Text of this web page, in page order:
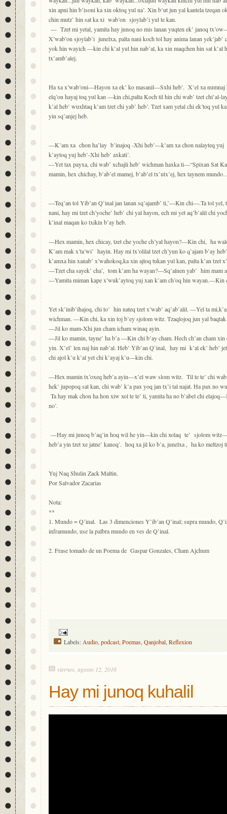
xin apni hin b’isoni ka xin oktoq yul na’. Xin b’ut jun yal kantela
chin mutz’ hin sat ka xi wab’on sjoylab’i yul te kan.
— Tzet mi yetal, yamita hay junoq no mis lanan yuqten ek’ janoq
X’wab’on sjoylab’i junelxa, palta nani koch tol hay anima lanan
yok hin wayich —kin chi k’al yul hin nab’al, ka xin maqchen hin sat
tx’amb’alej.
Ha xa x’wab’oni—Hayon xa ek’ ko masanil—Sxhi heb’. X’el xa numnaj
elq’on hayaj toq yul kan —kin chi,palta Koch til hin chi wab’ tzet chi’al-
k’al heb’ wuxhtaq k’am tzet chi yab’ heb’. Tzet xam yetal chi ek’toq yul
yin sq’anjej heb.
—K’am xa chon ha’lay b’inajoq -Xhi heb’—k’am xa chon nalayteq yuj
k’aytoq yuj heb’-Xhi heb’ axkati’.
—Yet tax payxa, chi wab’ xchajli heb’ wichman haxka ti—“Spixan Sat
mamin, hex chichay, b’ab’el mamej, b’ab’el tx’utx’ej, hex taynem
—Teq’an tol Yib’an Q’inal jan lanan sq’ajamb’ ti,’—Kin chi—.Ta tol yel,
nani, hay mi tzet ch’yoche’ heb’ chi yal hayon, ech mi yet aq’b’alil chi
k’inal maqan ko txikin b’ay heb.
—Hex mamin, hex chicay, tzet che yoche ch’yal hayon?—Kin chi, ha
K’am mak x’ta’wi’ hayin. Hay mi tx’olilal tzet ch’yun ko q’ajam b’ay
k’amxa hin xanab’ x’wahokoq,ka xin ajtoq tukan yul kan, palta k’an tzet
—Tzet cha sayek’ cha’, tom k’am ha wayan?—Sq’alnen yab’ him mam
—Yamita miman kape x’wuk’aytoq yuj xan k’am ch’oq hin wayan.—Kin
Yet sk’inib’ihajoq, chi to’ hin nateq tzet x’wab’ aq’ab’alil. —Yel ta
wichman. —Kin chi, ka xin toj b’ey sjolom witz. Tzaqlojoq jun yal
—Jil ko mam-Xhi jun cham icham winaq ayin.
—Jil ko mamin, tayne’ ha b’a —Kin chi b’ay cham. Hech ch’an cham xin
yin. X’el’ len naj hin nab’al. Heb’ Yib’an Q’inal, hay mi k’al ek’ heb’
chi ajol k’u k’al yet chi k’ayaj k’u—kin chi.
—Hex mamin tx’oxeq heb’a ayin—x’el waw slom witz. Til te te’ chi
hek’ jupopoq sat kan, chi wab’ k’a pax yoq jan tx’i tal najat. Ha pax no
Ta hay mak chon ha hon xiw xol te te’ ti, yamita ha no b’abel chi
no’.
—Hay mi junoq b’aq’in hoq wil he yin—kin chi xolaq te’ sjolom witz—
heb’a yin tzet xe jatne’ kanoq’. hoq xa jil ko b’a, junelxa , ha ko meltzoj
Yuj Naq Shulin Zack Maltin.
Por Salvador Zacarias
Nota:
**
1. Mundo = Q’inal. Las 3 dimenciones Y’ib’an Q’inal; supra mundo,
inframundo, use la palbra mundo en ves de Q’inal.
2. Frase tomado de un Poema de Gaspar Gonzales, Cham Ajchum
Labels: Audio podcast Poemas Qanjobal Reflexion
viernes, agosto 12, 2016
Hay mi junoq kuhalil